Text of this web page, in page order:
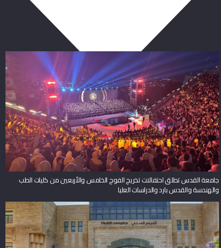
جامعة القدس تطلق احتفالات تخريج الفوج الخامس والأربعين من كليات الطب
والهندسة والقدس بارد والدراسات العليا